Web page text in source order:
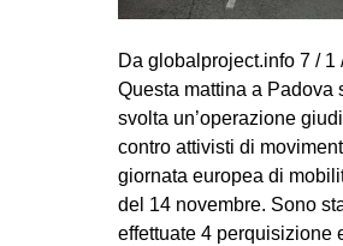
SPAZI
SPORT
MOVIMENTI
AMBIENTE
ANTIFASCISMO
DIRITTO
Da globalproject.info 7 / 1
Questa mattina a Padova
svolta un’operazione
contro attivisti di
giornata europea di
del 14 novembre. Sono
effettuate 4 perquisizione